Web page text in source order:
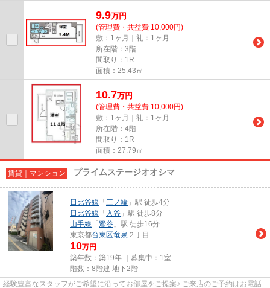
9.9万円
(管理費・共益費 10,000円)
敷：1ヶ月｜礼：1ヶ月
所在階：3階
間取り：1R
面積：25.43㎡
10.7万円
(管理費・共益費 10,000円)
敷：1ヶ月｜礼：1ヶ月
所在階：4階
間取り：1R
面積：27.79㎡
賃貸｜マンション プライムステージオオシマ
日比谷線 「 三ノ輪 」駅 徒歩4分
日比谷線 「 入谷 」駅 徒歩8分
山手線 「 鶯谷 」駅 徒歩16分
東京都台東区竜泉 ２丁目
10万円
築年数：築19年 ｜募集中： 1室
階数：8階建 地下2階
経験豊富なスタッフがご希望に沿ってお部屋をご提案♪ ご来店のご予約はお電話